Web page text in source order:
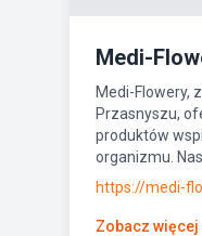
Medi-
Medi-Flowery,
Przasnyszu,
produktów
organizmu.
https://medi-
Zobacz